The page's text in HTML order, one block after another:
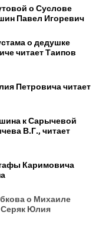
о Суслове
Павел Игоревич
о дедушке
читает Таипов
Петровича читает
к Сарычевой
В.Г., читает
Каримовича
о Михаиле
Серяк Юлия